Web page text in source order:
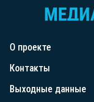
О проекте
Контакты
Выходные данные